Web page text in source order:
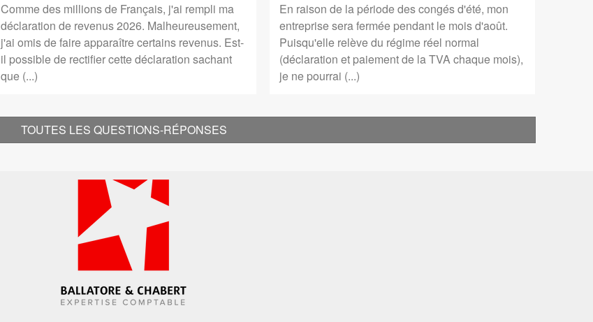
Comme des millions de Français, j'ai rempli ma
déclaration de revenus 2026. Malheureusement,
j'ai omis de faire apparaître certains revenus. Est-
il possible de rectifier cette déclaration sachant
que (...)
En raison de la période des congés d'été, mon
entreprise sera fermée pendant le mois d'août.
Puisqu'elle relève du régime réel normal
(déclaration et paiement de la TVA chaque mois),
je ne pourrai (...)
TOUTES LES QUESTIONS-RÉPONSES